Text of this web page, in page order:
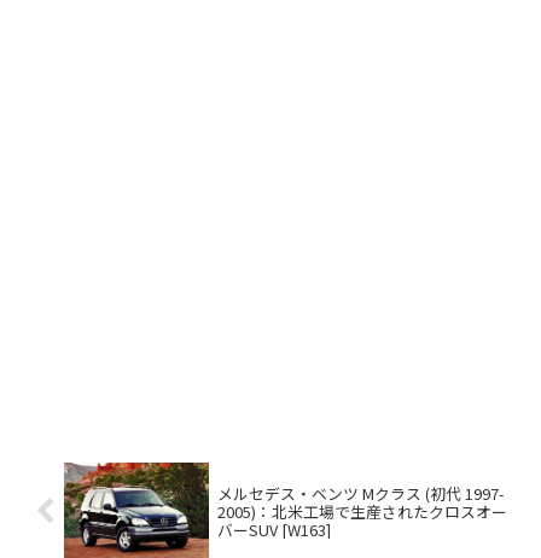
メルセデス・ベンツ Mクラス (初代 1997-
2005)：北米工場で生産されたクロスオー
バーSUV [W163]